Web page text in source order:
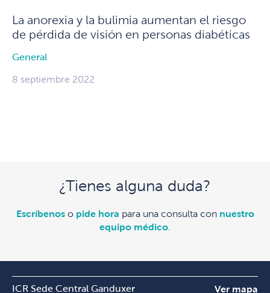
La anorexia y la bulimia aumentan el riesgo
de pérdida de visión en personas diabéticas
General
8 septiembre 2022
¿Tienes alguna duda?
Escríbenoso pide hora para una consulta con nuestro
equipo médico
ICR Sede Central Ganduxer Ver mapa